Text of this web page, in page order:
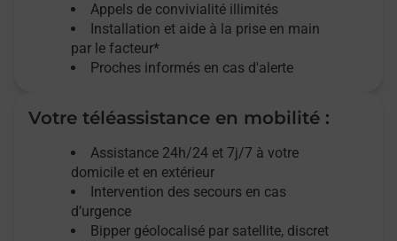
Appels de convivialité illimités
Installation et aide à la prise en main
par le facteur*
Proches informés en cas d'alerte
Votre téléassistance en mobilité :
Assistance 24h/24 et 7j/7 à votre
domicile et en extérieur
Intervention des secours en cas
d’urgence
Bipper géolocalisé par satellite, discret